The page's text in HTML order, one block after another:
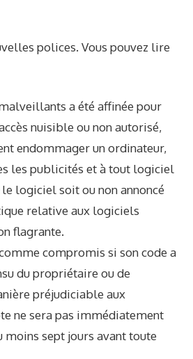
polices. Vous pouvez lire
a été affinée pour
nuisible ou non autorisé,
endommager un ordinateur,
les publicités et à tout logiciel
logiciel soit ou non annoncé
relative aux logiciels
flagrante.
compromis si son code a
du propriétaire ou de
préjudiciable aux
ne sera pas immédiatement
moins sept jours avant toute